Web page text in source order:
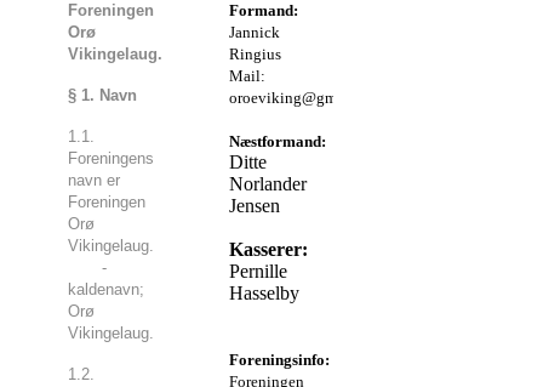
Foreningen
Orø
Vikingelaug.
§ 1. Navn
1.1.
Foreningens
navn er
Foreningen
Orø
Vikingelaug.
-
kaldenavn;
Orø
Vikingelaug.
1.2.
Formand:
Jannick
Ringius
Mail:
oroeviking@gmail.com
Næstformand:
Ditte
Norlander
Jensen
Kasserer:
Pernille
Hasselby
Foreningsinfo:
Foreningen